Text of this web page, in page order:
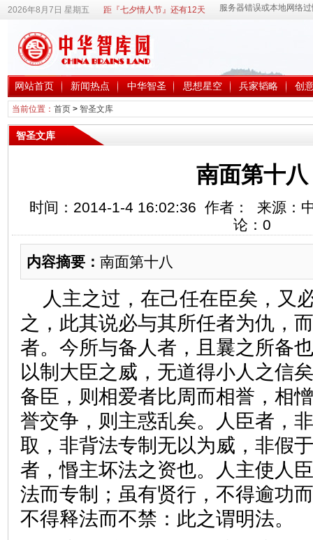
2026年8月7日 星期五 距『七夕情人节』还有12天
网站首页 新闻热点 中华智圣 思想星空 兵家韬略 创
当前位置： 首页> 智圣文库
智圣文库
南面第十八
时间：2014-1-4 16:02:36 作者： 来源：
论： 0
内容摘要： 南面第十八
人主之过，在己任在臣矣，又
之，此其说必与其所任者为仇，
者。今所与备人者，且曩之所备
以制大臣之威，无道得小人之信
备臣，则相爱者比周而相誉，相
誉交争，则主惑乱矣。人臣者，
取，非背法专制无以为威，非假
者，惽主坏法之资也。人主使人
法而专制；虽有贤行，不得逾功
不得释法而不禁：此之谓明法。